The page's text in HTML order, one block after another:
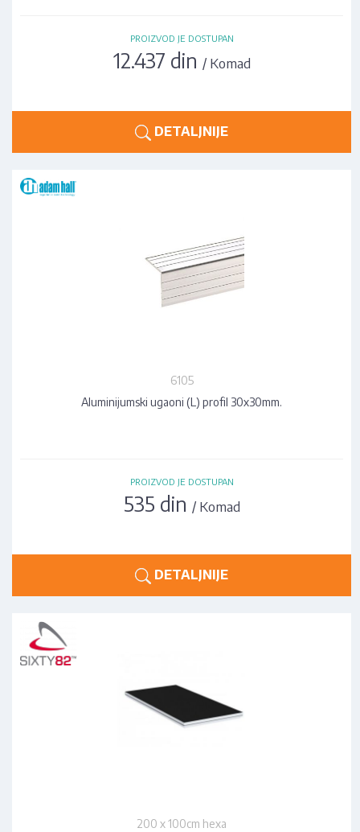
PROIZVOD JE DOSTUPAN
12.437 din / Komad
DETALJNIJE
6105
Aluminijumski ugaoni (L) profil 30x30mm.
PROIZVOD JE DOSTUPAN
535 din / Komad
DETALJNIJE
200 x 100cm hexa